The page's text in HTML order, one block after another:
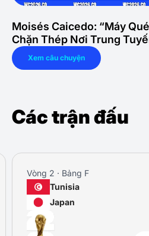
Moisés Caicedo: “Máy
Chặn Thép Nơi Trung
Xem câu chuyện
Các trận đấu
Vòng 2 · Bảng F
Tunisia
Japan